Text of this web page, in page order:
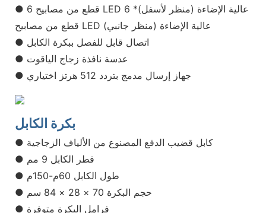
● 6 قطع من مصابيح LED عالية الإضاءة (منظر لأسفل)* 6
قطع من مصابيح LED عالية الإضاءة (منظر جانبي)
● اتصال قابل للفصل ببكرة الكابل
● جهاز إرسال مدمج بتردد 512 هرتز اختياري
بكرة الكابل
● كابل قضيب الدفع المصنوع من الألياف الزجاجية
● قطر الكابل 9 مم
● طول الكابل 60م-150م
●
حجم البكرة 70 × 28 × 84 سم
● فرامل البكرة متوفرة